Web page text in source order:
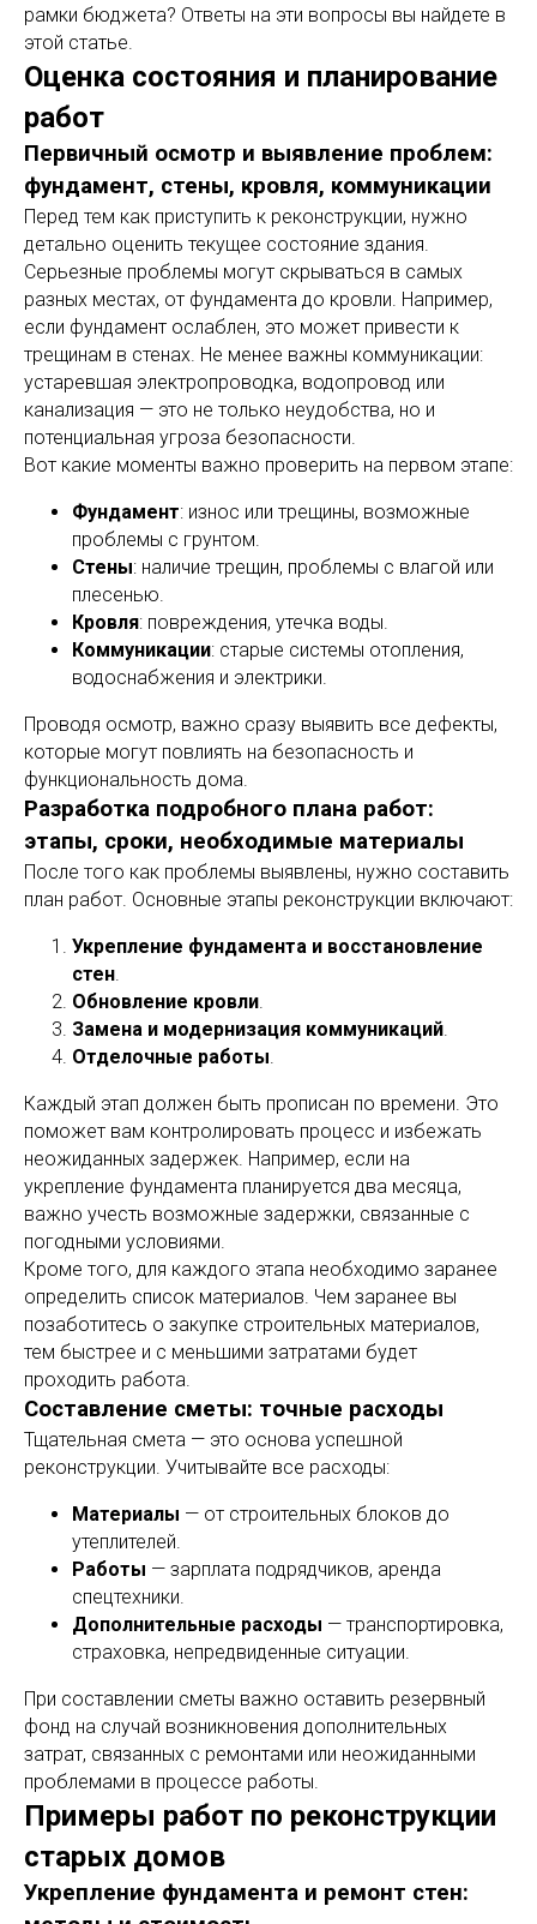
рамки бюджета? Ответы на эти вопросы вы найдете в
этой статье.
Оценка состояния и планирование
работ
Первичный осмотр и выявление проблем:
фундамент, стены, кровля, коммуникации
Перед тем как приступить к реконструкции, нужно
детально оценить текущее состояние здания.
Серьезные проблемы могут скрываться в самых
разных местах, от фундамента до кровли. Например,
если фундамент ослаблен, это может привести к
трещинам в стенах. Не менее важны коммуникации:
устаревшая электропроводка, водопровод или
канализация — это не только неудобства, но и
потенциальная угроза безопасности.
Вот какие моменты важно проверить на первом этапе:
Фундамент: износ или трещины, возможные
проблемы с грунтом.
Стены: наличие трещин, проблемы с влагой или
плесенью.
Кровля: повреждения, утечка воды.
Коммуникации: старые системы отопления,
водоснабжения и электрики.
Проводя осмотр, важно сразу выявить все дефекты,
которые могут повлиять на безопасность и
функциональность дома.
Разработка подробного плана работ:
этапы, сроки, необходимые материалы
После того как проблемы выявлены, нужно составить
план работ. Основные этапы реконструкции включают:
Укрепление фундамента и восстановление
стен.
Обновление кровли.
Замена и модернизация коммуникаций.
Отделочные работы.
Каждый этап должен быть прописан по времени. Это
поможет вам контролировать процесс и избежать
неожиданных задержек. Например, если на
укрепление фундамента планируется два месяца,
важно учесть возможные задержки, связанные с
погодными условиями.
Кроме того, для каждого этапа необходимо заранее
определить список материалов. Чем заранее вы
позаботитесь о закупке строительных материалов,
тем быстрее и с меньшими затратами будет
проходить работа.
Составление сметы: точные расходы
Тщательная смета — это основа успешной
реконструкции. Учитывайте все расходы:
Материалы — от строительных блоков до
утеплителей.
Работы — зарплата подрядчиков, аренда
спецтехники.
Дополнительные расходы — транспортировка,
страховка, непредвиденные ситуации.
При составлении сметы важно оставить резервный
фонд на случай возникновения дополнительных
затрат, связанных с ремонтами или неожиданными
проблемами в процессе работы.
Примеры работ по реконструкции
старых домов
Укрепление фундамента и ремонт стен: